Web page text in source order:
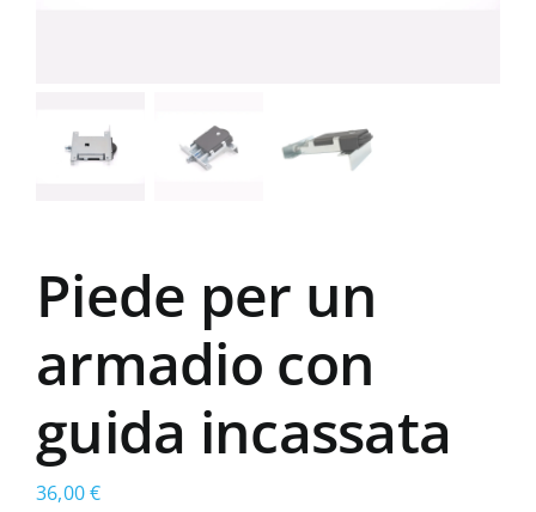
Piede per un
armadio con
guida incassata
36,00€